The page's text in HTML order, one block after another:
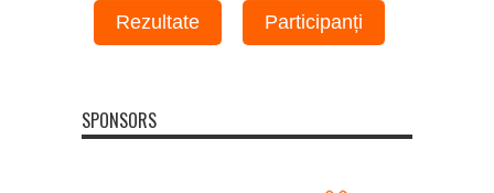
Rezultate Participanți
SPONSORS